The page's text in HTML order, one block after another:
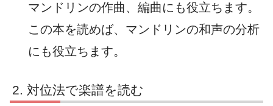
マンドリンの作曲、編曲にも役立ちます。
この本を読めば、マンドリンの和声の分析
にも役立ちます。
対位法で楽譜を読む